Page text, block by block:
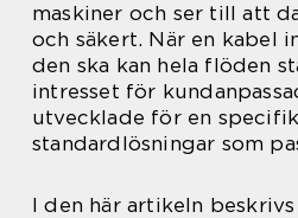
maskiner och ser till att
och säkert. När en kabel
den ska kan hela flöden
intresset för
utvecklade för en
standardlösningar som
I den här artikeln